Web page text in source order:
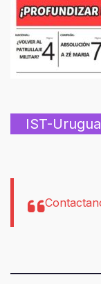
IST-